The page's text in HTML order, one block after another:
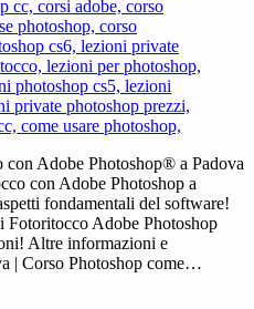
Adobe Photoshop® a Padova
con Adobe Photoshop a
fondamentali del software!
Adobe Photoshop
Altre informazioni e
| Corso Photoshop come…